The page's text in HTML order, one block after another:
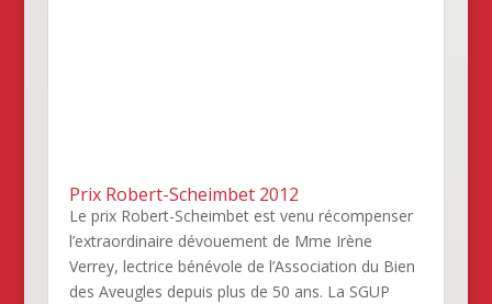
Prix Robert-Scheimbet 2012
Le prix Robert-Scheimbet est venu récompenser
l’extraordinaire dévouement de Mme Irène
Verrey, lectrice bénévole de l’Association du Bien
des Aveugles depuis plus de 50 ans. La SGUP